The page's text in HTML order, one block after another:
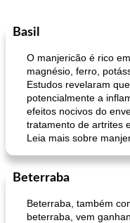
Basil
O manjericão é rico
magnésio, ferro,
Estudos revelaram
potencialmente a
efeitos nocivos do
tratamento de artrites
Leia mais sobre
Beterraba
Beterraba, também
beterraba, vem